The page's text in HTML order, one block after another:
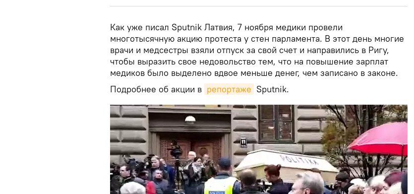
Как уже писал Sputnik Латвия, 7 ноября медики провели
многотысячную акцию протеста у стен парламента. В этот день многие
врачи и медсестры взяли отпуск за свой счет и направились в Ригу,
чтобы выразить свое недовольство тем, что на повышение зарплат
медиков было выделено вдвое меньше денег, чем записано в законе.
Подробнее об акции в репортаже Sputnik.